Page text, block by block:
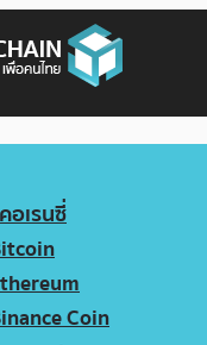
อเรนซี่
Coin